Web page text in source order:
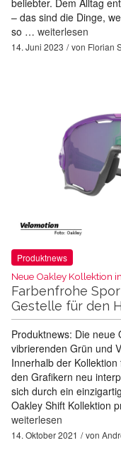
– das sind die Dinge,
so … weiterlesen
14. Juni 2023 von Florian
Produktnews
Neue Oakley Kollektion
Farbenfrohe
Gestelle für den
Produktnews: Die neue
vibrierenden Grün und
Innerhalb der
den Grafikern neu
sich durch ein
Oakley Shift Kollektion
weiterlesen
14. Oktober 2021 von